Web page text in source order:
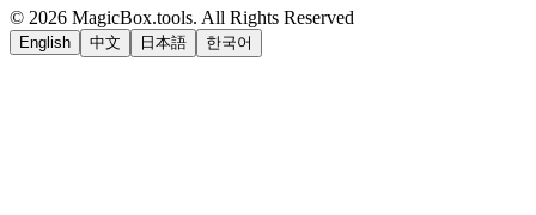
© 2026 MagicBox.tools. All Rights Reserved
English 中文 日本語 한국어